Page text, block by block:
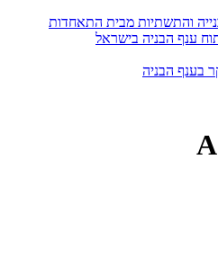
והתשתיות מבית התאחדות
ענף הבניה בישראל
בענף הבניה